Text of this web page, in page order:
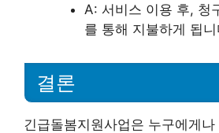
A: 서비스 이용 후, 청
를 통해 지불하게 됩니
결론
긴급돌봄지원사업은 누구에게